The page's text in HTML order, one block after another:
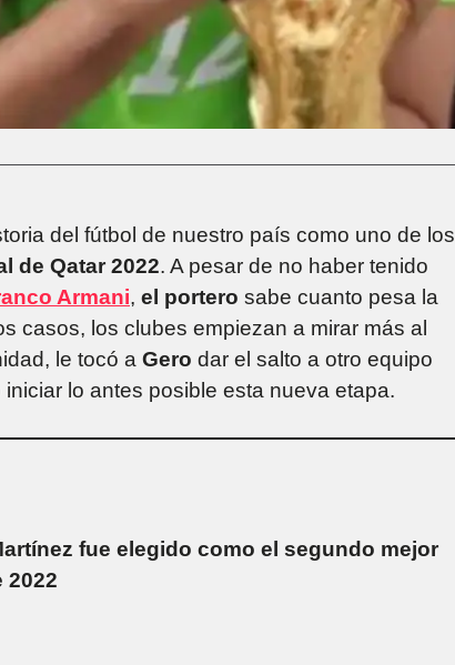
del fútbol de nuestro país como uno de los
de Qatar 2022. A pesar de no haber tenido
Armani, el portero sabe cuanto pesa la
casos, los clubes empiezan a mirar más al
le tocó a Gero dar el salto a otro equipo
lo antes posible esta nueva etapa.
fue elegido como el segundo mejor
2022